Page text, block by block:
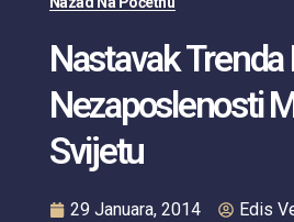
Nastavak Trenda
Nezaposlenosti
Svijetu
29 Januara, 2014 Edis